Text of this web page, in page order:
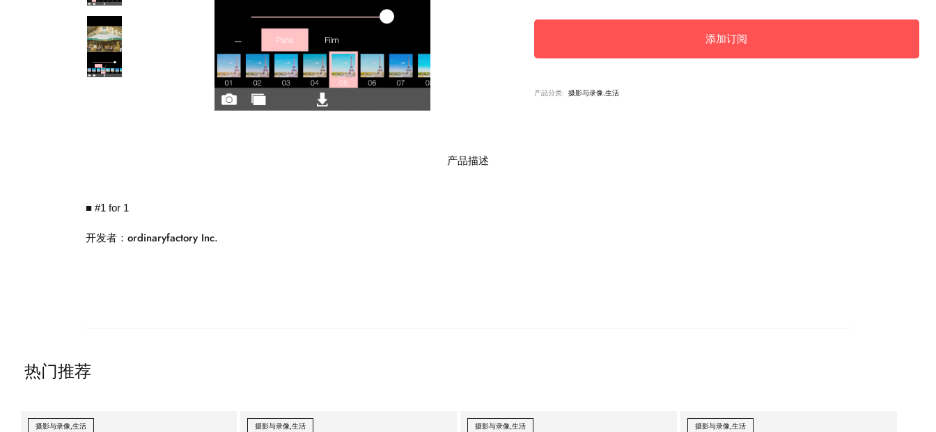
添加订阅
产品分类: 摄影与录像,生活
产品描述
■ #1 for 1
开发者：ordinaryfactory Inc.
热门推荐
摄影与录像,生活 摄影与录像,生活 摄影与录像,生活 摄影与录像,生活